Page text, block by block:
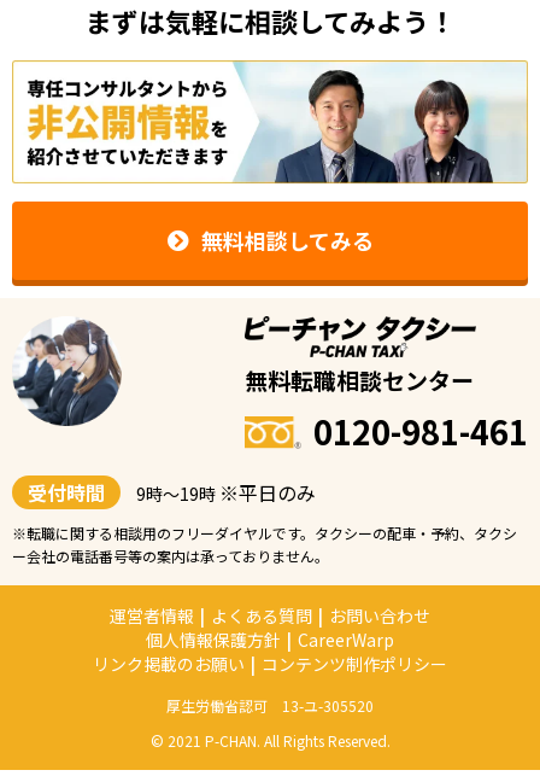
まずは気軽に相談してみよう！
無料相談してみる
無料転職相談センター
0120-981-461
受付時間 9時〜19時 ※平日のみ
※転職に関する相談用のフリーダイヤルです。タクシーの配車・予約、タクシ
ー会社の電話番号等の案内は承っておりません。
運営者情報 | よくある質問 | お問い合わせ
個人情報保護方針 | CareerWarp
リンク掲載のお願い | コンテンツ制作ポリシー
厚生労働省認可 13-ユ-305520
© 2021 P-CHAN. All Rights Reserved.